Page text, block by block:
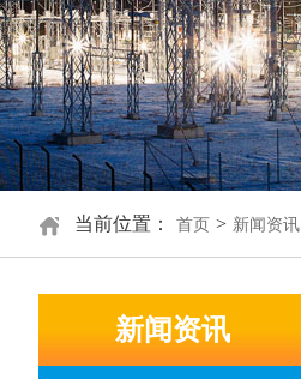
当前位置： 首页 > 新闻资讯
新闻资讯